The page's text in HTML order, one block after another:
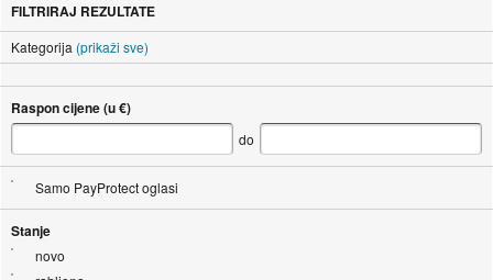
FILTRIRAJ REZULTATE
Kategorija (prikaži sve)
Raspon cijene (u €)
do
Samo PayProtect oglasi
Stanje
novo